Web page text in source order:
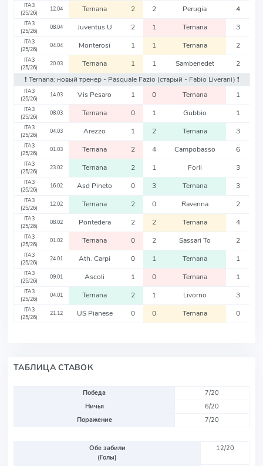
ITA3
(25/26)
12.04 Ternana 2 2 Perugia 4
ITA3
(25/26)
08.04 Juventus U 2 1 Ternana 3
ITA3
(25/26)
04.04 Monterosi 1 1 Ternana 2
ITA3
(25/26)
20.03 Ternana 1 1 Sambenedet
2
❗️ Ternana: новый тренер - Pasquale Fazio (старый - Fabio Liverani) ❗️
ITA3
(25/26)
14.03 Vis Pesaro 1 0 Ternana 1
ITA3
(25/26)
08.03 Ternana 0 1 Gubbio 1
ITA3
(25/26)
04.03 Arezzo 1 2 Ternana 3
ITA3
(25/26)
01.03 Ternana 2 4 Campobasso 6
ITA3
(25/26)
23.02 Ternana 2 1 Forli 3
ITA3
(25/26)
16.02 Asd Pineto 0 3 Ternana 3
ITA3
(25/26)
12.02 Ternana 2 0 Ravenna 2
ITA3
(25/26)
08.02 Pontedera 2 2 Ternana 4
ITA3
(25/26)
01.02 Ternana 0 2 Sassari To 2
ITA3
(25/26)
24.01 Ath. Carpi 0 1 Ternana 1
ITA3
(25/26)
09.01 Ascoli 1 0 Ternana 1
ITA3
(25/26)
04.01 Ternana 2 1 Livorno 3
ITA3
(25/26)
21.12 US Pianese 0 0 Ternana 0
ТАБЛИЦА СТАВОК
Победа
7/20
Ничья
6/20
Поражение
7/20
Обе забили
(Голы)
12/20